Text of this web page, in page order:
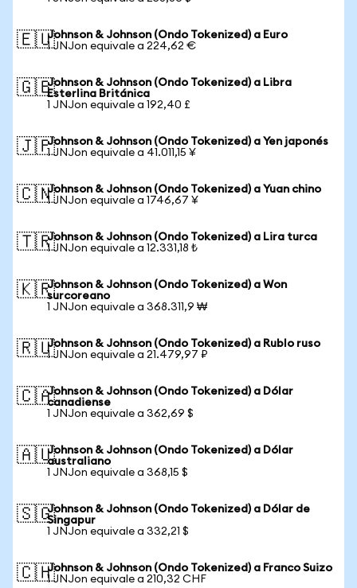
🇪🇺Johnson & Johnson (Ondo Tokenized) a Euro
1 JNJon equivale a 224,62 €
🇬🇧Johnson & Johnson (Ondo Tokenized) a Libra
Esterlina Británica
1 JNJon equivale a 192,40 £
🇯🇵Johnson & Johnson (Ondo Tokenized) a Yen japonés
1 JNJon equivale a 41.011,15 ¥
🇨🇳Johnson & Johnson (Ondo Tokenized) a Yuan chino
1 JNJon equivale a 1746,67 ¥
🇹🇷Johnson & Johnson (Ondo Tokenized) a Lira turca
1 JNJon equivale a 12.331,18 ₺
🇰🇷Johnson & Johnson (Ondo Tokenized) a Won
surcoreano
1 JNJon equivale a 368.311,9 ₩
🇷🇺Johnson & Johnson (Ondo Tokenized) a Rublo ruso
1 JNJon equivale a 21.479,97 ₽
🇨🇦Johnson & Johnson (Ondo Tokenized) a Dólar
canadiense
1 JNJon equivale a 362,69 $
🇦🇺Johnson & Johnson (Ondo Tokenized) a Dólar
australiano
1 JNJon equivale a 368,15 $
🇸🇬Johnson & Johnson (Ondo Tokenized) a Dólar de
Singapur
1 JNJon equivale a 332,21 $
🇨🇭Johnson & Johnson (Ondo Tokenized) a Franco Suizo
1 JNJon equivale a 210,32 CHF